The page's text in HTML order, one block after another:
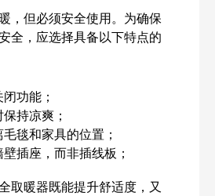
，但必须安全使用。为确保
全，应选择具备以下特点的
功能；
持凉爽；
毯和家具的位置；
插座，而非插线板；
取暖器既能提升舒适度，又